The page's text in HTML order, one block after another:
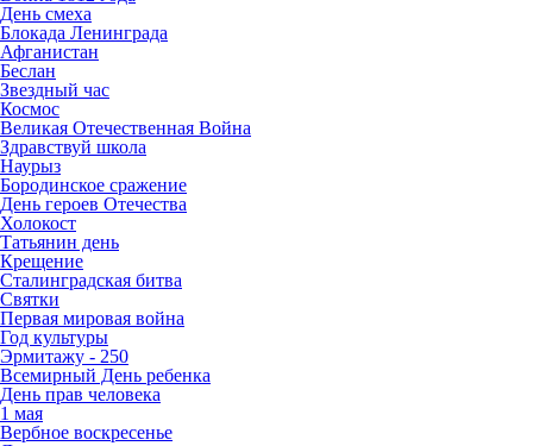
День смеха
Блокада Ленинграда
Афганистан
Беслан
Звездный час
Космос
Великая Отечественная Война
Здравствуй школа
Наурыз
Бородинское сражение
День героев Отечества
Холокост
Татьянин день
Крещение
Сталинградская битва
Святки
Первая мировая война
Год культуры
Эрмитажу - 250
Всемирный День ребенка
День прав человека
1 мая
Вербное воскресенье